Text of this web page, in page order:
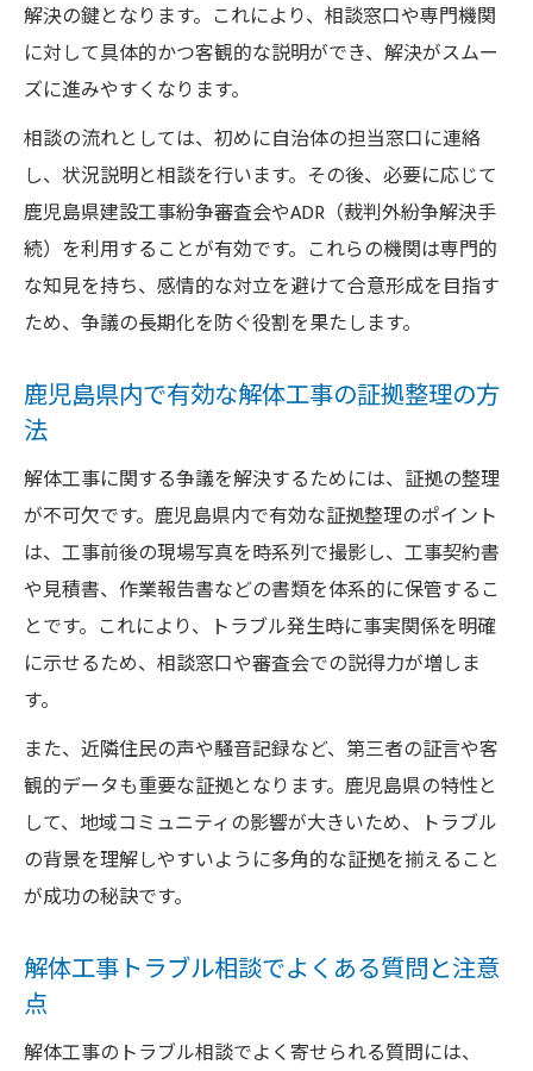
解決の鍵となります。これにより、相談窓口や専門機関
に対して具体的かつ客観的な説明ができ、解決がスムー
ズに進みやすくなります。
相談の流れとしては、初めに自治体の担当窓口に連絡
し、状況説明と相談を行います。その後、必要に応じて
鹿児島県建設工事紛争審査会やADR（裁判外紛争解決手
続）を利用することが有効です。これらの機関は専門的
な知見を持ち、感情的な対立を避けて合意形成を目指す
ため、争議の長期化を防ぐ役割を果たします。
鹿児島県内で有効な解体工事の証拠整理の方
法
解体工事に関する争議を解決するためには、証拠の整理
が不可欠です。鹿児島県内で有効な証拠整理のポイント
は、工事前後の現場写真を時系列で撮影し、工事契約書
や見積書、作業報告書などの書類を体系的に保管するこ
とです。これにより、トラブル発生時に事実関係を明確
に示せるため、相談窓口や審査会での説得力が増しま
す。
また、近隣住民の声や騒音記録など、第三者の証言や客
観的データも重要な証拠となります。鹿児島県の特性と
して、地域コミュニティの影響が大きいため、トラブル
の背景を理解しやすいように多角的な証拠を揃えること
が成功の秘訣です。
解体工事トラブル相談でよくある質問と注意
点
解体工事のトラブル相談でよく寄せられる質問には、